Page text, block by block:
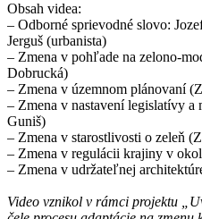
Obsah videa:
– Odborné sprievodné slovo:
Jerguš (urbanista)
– Zmena v pohľade na zelono-
Dobrucká)
– Zmena v územnom plánovaní
– Zmena v nastavení legislatívy a
Guniš)
– Zmena v starostlivosti o zeleň
– Zmena v regulácii krajiny v
– Zmena v udržateľnej
Video vznikol v rámci projektu